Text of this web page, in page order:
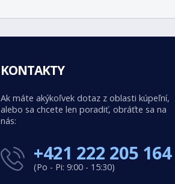
KONTAKTY
Ak máte akýkoľvek dotaz z oblasti kúpeľní,
alebo sa chcete len poradiť, obráťte sa na
nás:
+421 222 205 164
(Po - Pi: 9:00 - 15:30)